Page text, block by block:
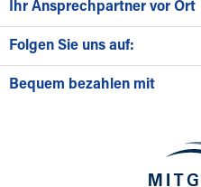
Ihr Ansprechpartner vor Ort
Folgen Sie uns auf:
Bequem bezahlen mit